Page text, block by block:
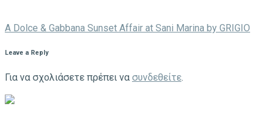
A Dolce & Gabbana Sunset Affair at Sani Marina by GRIGIO
Leave a Reply
Για να σχολιάσετε πρέπει να συνδεθείτε.